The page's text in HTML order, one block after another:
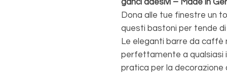
ganci adesivi – Made in
Dona alle tue finestre un
questi bastoni per tende di
Le eleganti barre da caffè
perfettamente a qualsiasi
pratica per la decorazione